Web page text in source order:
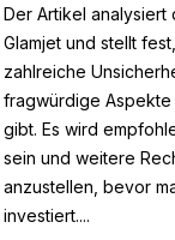
Der Artikel analysiert
Glamjet und stellt
zahlreiche
fragwürdige
gibt. Es wird
sein und weitere
anzustellen, bevor
investiert....